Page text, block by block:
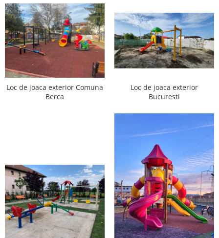
Loc de joaca exterior Comuna
Berca
Loc de joaca exterior
Bucuresti